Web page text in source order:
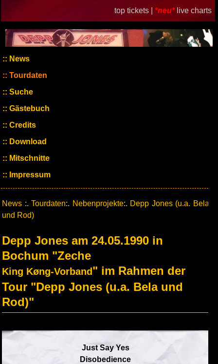
top tickets | *neu* live charts
News
Tourdaten
Suche
Gästebuch
Credits
Download
Mitschnitte
Impressum
News :.Tourdaten:. Nebenprojekte:. Depp Jones (u.a. Bela
und Rod)
Depp Jones am 24.05.1990 in
Bochum "Zeche
King Køng-Vorband" im Rahmen der
Tour "Depp Jones (u.a. Bela und
Rod)"
Just Say Yes
Disobedience